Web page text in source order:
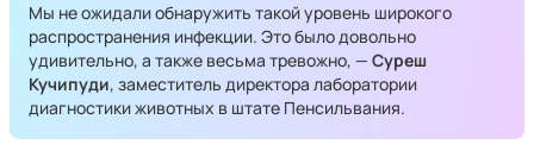
Мы не ожидали обнаружить такой уровень широкого
распространения инфекции. Это было довольно
удивительно, а также весьма тревожно, — Суреш
Кучипуди, заместитель директора лаборатории
диагностики животных в штате Пенсильвания.